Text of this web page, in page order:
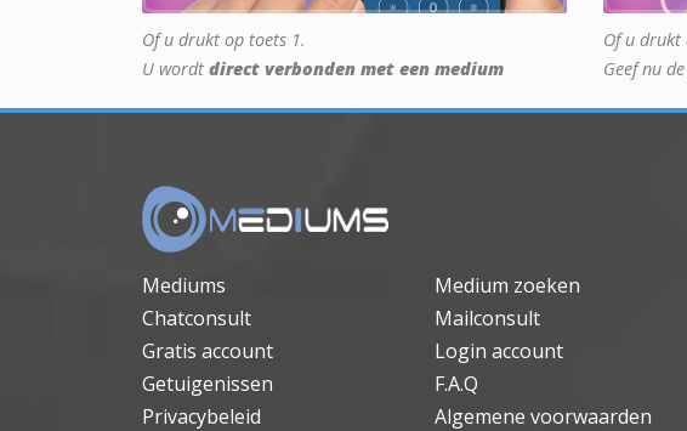
Of u drukt op toets 1.
U wordt direct verbonden met een medium
Of u drukt
Geef nu de
Mediums Medium zoeken
Chatconsult
Mailconsult
Gratis account
Login account
Getuigenissen
F.A.Q
Privacybeleid
Algemene voorwaarden